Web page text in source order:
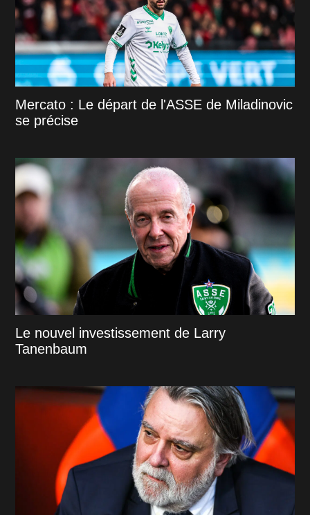
Mercato : Le départ de l'ASSE de Miladinovic
se précise
Le nouvel investissement de Larry
Tanenbaum